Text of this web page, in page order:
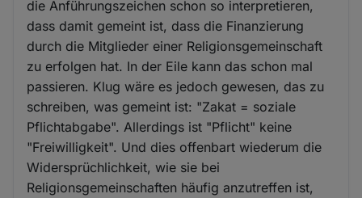
die Anführungszeichen schon so interpretieren,
dass damit gemeint ist, dass die Finanzierung
durch die Mitglieder einer Religionsgemeinschaft
zu erfolgen hat. In der Eile kann das schon mal
passieren. Klug wäre es jedoch gewesen, das zu
schreiben, was gemeint ist: "Zakat = soziale
Pflichtabgabe". Allerdings ist "Pflicht" keine
"Freiwilligkeit". Und dies offenbart wiederum die
Widersprüchlichkeit, wie sie bei
Religionsgemeinschaften häufig anzutreffen ist,